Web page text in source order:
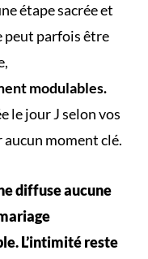
étape sacréeet
peut parfois être
modulables.
le jour J selon vos
aucun moment clé.
diffuse aucune
L’intimité reste